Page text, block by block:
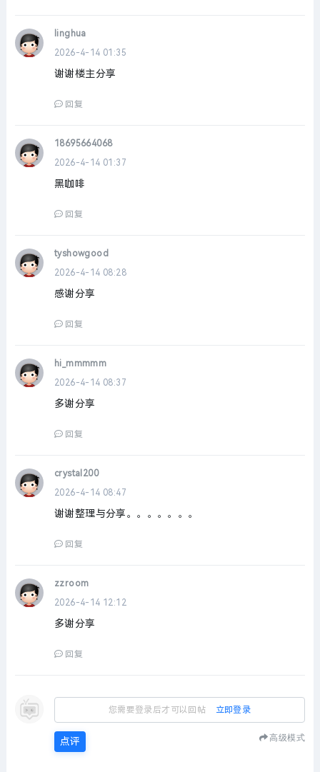
linghua
2026-4-14 01:35
谢谢楼主分享
回复
18695664068
2026-4-14 01:37
黑咖啡
回复
tyshowgood
2026-4-14 08:28
感谢分享
回复
hi_mmmmm
2026-4-14 08:37
多谢分享
回复
crystal200
2026-4-14 08:47
谢谢整理与分享。。。。。。。
回复
zzroom
2026-4-14 12:12
多谢分享
回复
您需要登录后才可以回帖 立即登录
点评 高级模式